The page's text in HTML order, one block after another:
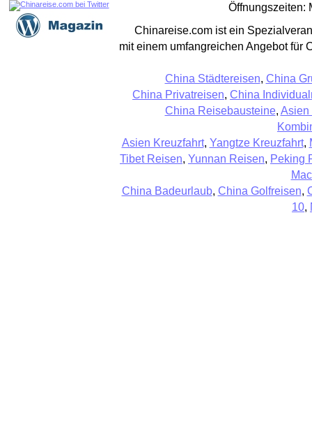
Öffnungszeiten:
Chinareise.com ist ein
mit einem umfangreichen Angebot für
China Städtereisen, China
China Privatreisen, China
China Reisebausteine, Asien
Asien Kreuzfahrt, Yangtze Kreuzfahrt,
Tibet Reisen, Yunnan Reisen, Peking
China Badeurlaub, China Golfreisen,
10,